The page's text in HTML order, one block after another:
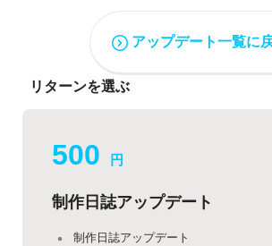
アップデート一覧に
リターンを選ぶ
500 円
制作日誌アップデート
制作日誌アップデート